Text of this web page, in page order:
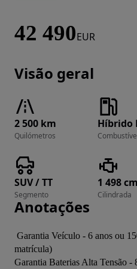
42 490EUR
Visão geral
2 500 km
Quilómetros
Híbrido
SUV / TT
Segmento
1 498
Cilindrada
Anotações
matrícula)
Garantia Baterias Alta Tensão -